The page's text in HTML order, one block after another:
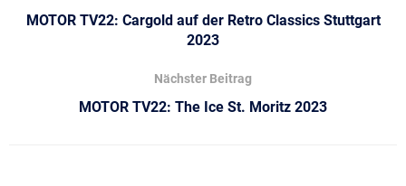
MOTOR TV22: Cargold auf der Retro Classics Stuttgart
2023
Nächster Beitrag
MOTOR TV22: The Ice St. Moritz 2023